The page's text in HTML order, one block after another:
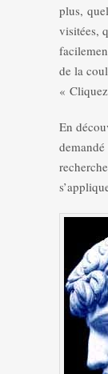
plus,
visitées,
de la
«
En